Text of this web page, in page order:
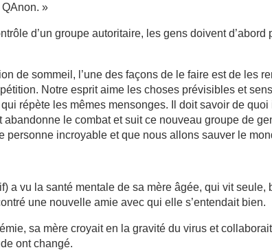
»
d’un groupe autoritaire, les gens doivent
de sommeil, l’une des façons de le faire est de les
Notre esprit aime les choses prévisibles et
qui répète les mêmes mensonges. Il doit savoir de
abandonne le combat et suit ce nouveau groupe de
personne incroyable et que nous allons sauver le
a vu la santé mentale de sa mère âgée, qui vit
une nouvelle amie avec qui elle s’entendait bien.
sa mère croyait en la gravité du virus et
ont changé.